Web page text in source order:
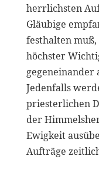
herrlichsten
Gläubige
festhalten
höchster
gegeneinander
Jedenfalls
priesterlichen
der
Ewigkeit
Aufträge